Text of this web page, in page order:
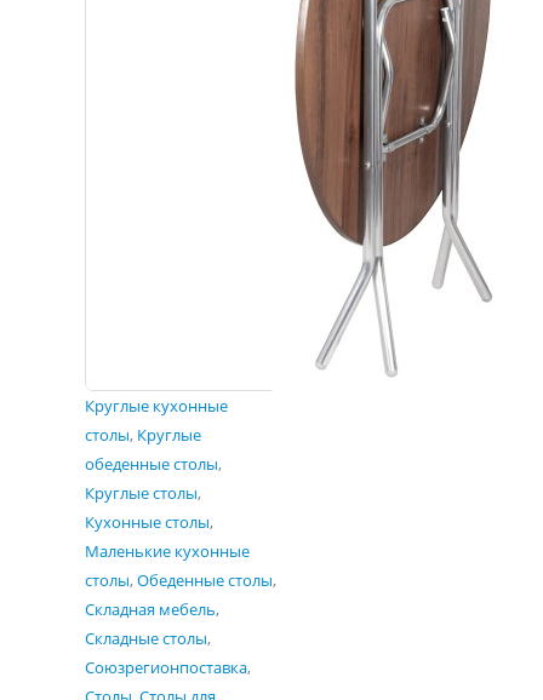
Круглые кухонные
столы, Круглые
обеденные столы,
Круглые столы,
Кухонные столы,
Маленькие кухонные
столы,Обеденные столы,
Складная мебель,
Складные столы,
Союзрегионпоставка,